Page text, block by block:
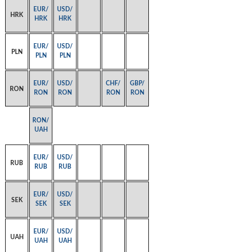
HRK
EUR/
HRK
USD/
HRK
PLN
EUR/
PLN
USD/
PLN
RON
EUR/
RON
USD/
RON
CHF/
RON
GBP/
RON
RON/
UAH
RUB
EUR/
RUB
USD/
RUB
SEK
EUR/
SEK
USD/
SEK
UAH
EUR/
UAH
USD/
UAH